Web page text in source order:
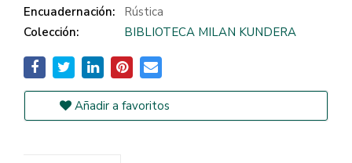
Encuadernación:
Rústica
Colección:
BIBLIOTECA MILAN KUNDERA
Añadir a favoritos